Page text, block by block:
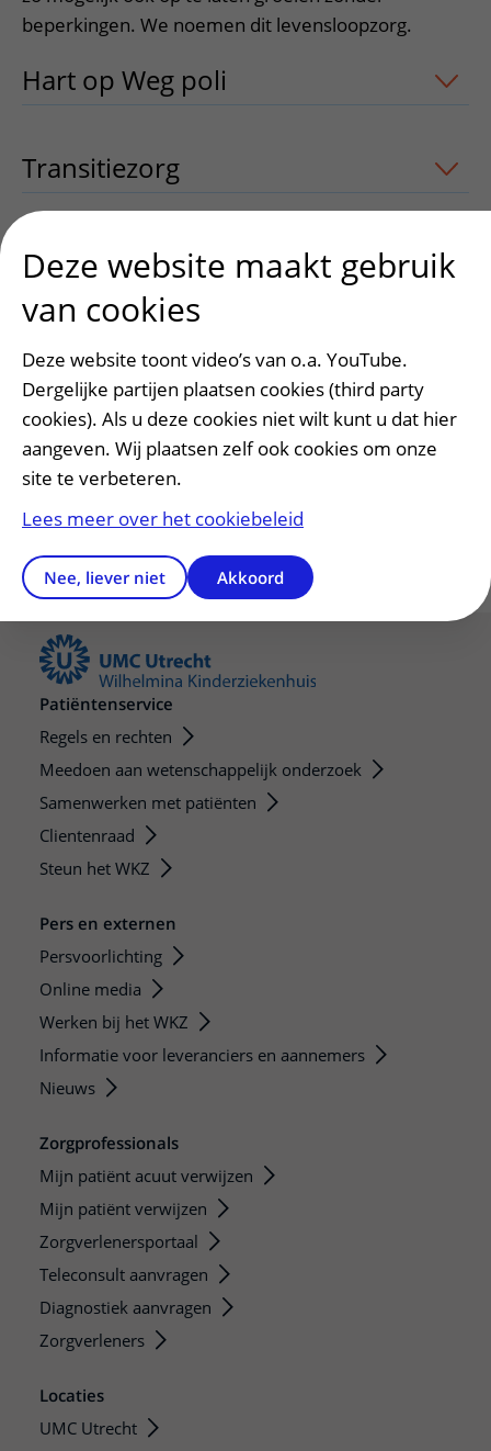
beperkingen. We noemen dit levensloopzorg.
Hart op Weg poli uitklapper, klik om
Transitiezorg uitklapper, klik om te
Meer informatieuitklapper, klik om te
Heeft deze informatie u geholpen?
Ja
Nee
Patiëntenservice
Regels en rechten
Meedoen aan wetenschappelijk onderzoek
Samenwerken met patiënten
Clientenraad
Steun het WKZ
Pers en externen
Persvoorlichting
Online media
Werken bij het WKZ
Informatie voor leveranciers en aannemers
Nieuws
Zorgprofessionals
Mijn patiënt acuut verwijzen
Mijn patiënt verwijzen
Zorgverlenersportaal
Teleconsult aanvragen
Diagnostiek aanvragen
Zorgverleners
Locaties
UMC Utrecht
Deze website maakt gebruik
van cookies
Deze website toont video’s van o.a. YouTube.
Dergelijke partijen plaatsen cookies (third party
cookies). Als u deze cookies niet wilt kunt u dat hier
aangeven. Wij plaatsen zelf ook cookies om onze
site te verbeteren.
Lees meer over het cookiebeleid
Nee, liever niet Akkoord